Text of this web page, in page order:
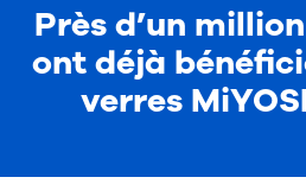
Près d’un
ont déjà
verres